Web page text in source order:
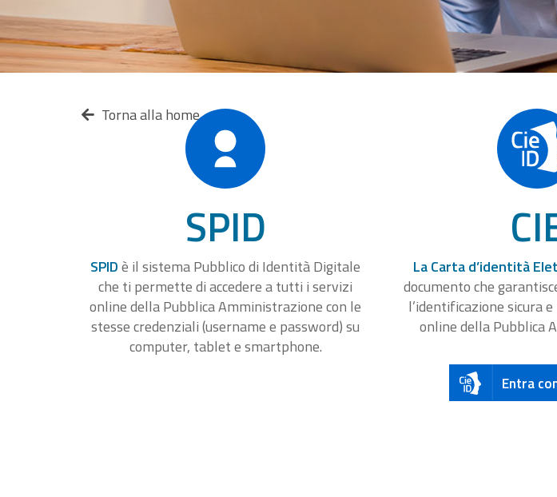
Torna alla home
SPID
SPIDè il sistema Pubblico di Identità Digitale
che ti permette di accedere a tutti i servizi
online della Pubblica Amministrazione con le
stesse credenziali (username e password) su
computer, tablet e smartphone.
La Carta d’identità
documento che
l’identificazione sicura e
online della Pubblica
Entra